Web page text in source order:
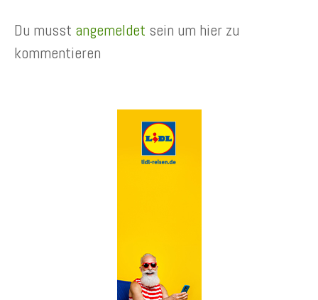
Du musst angemeldet sein um hier zu
kommentieren